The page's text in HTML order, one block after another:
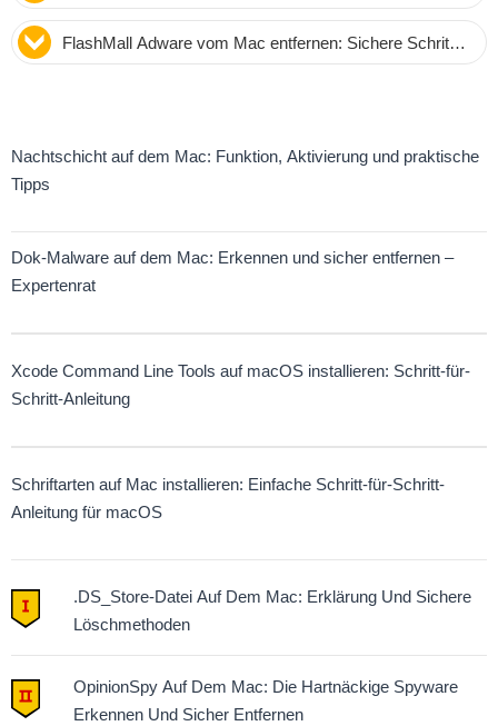
Schritt-Anleitung für Mac und Windows
FlashMall Adware vom Mac entfernen: Sichere Schritt-
für-Schritt-Anleitung
Nachtschicht auf dem Mac: Funktion, Aktivierung und praktische
Tipps
Dok-Malware auf dem Mac: Erkennen und sicher entfernen –
Expertenrat
Xcode Command Line Tools auf macOS installieren: Schritt-für-
Schritt-Anleitung
Schriftarten auf Mac installieren: Einfache Schritt-für-Schritt-
Anleitung für macOS
.DS_Store-Datei Auf Dem Mac: Erklärung Und Sichere
Löschmethoden
OpinionSpy Auf Dem Mac: Die Hartnäckige Spyware
Erkennen Und Sicher Entfernen